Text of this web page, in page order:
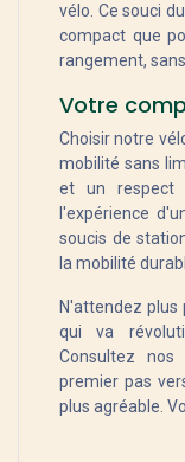
vélo. Ce souci
compact que
rangement,
Votre
Choisir notre
mobilité sans
et un respect
l'expérience
soucis de
la mobilité
N'attendez plus
qui va
Consultez
premier pas
plus agréable.